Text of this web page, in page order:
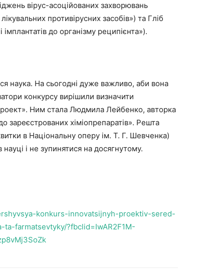
вірус-асоційованих захворювань
противірусних засобів») та Гліб
до організму реципієнта»).
наука. На сьогодні дуже важливо, аби вона
конкурсу вирішили визначити
Ним стала Людмила Лейбенко, авторка
зареєстрованих хіміопрепаратів». Решта
в Національну оперу ім. Т. Г. Шевченка)
і не зупинятися на досягнутому.
konkurs-innovatsijnyh-proektiv-sered-
farmatsevtyky/?fbclid=IwAR2F1M-